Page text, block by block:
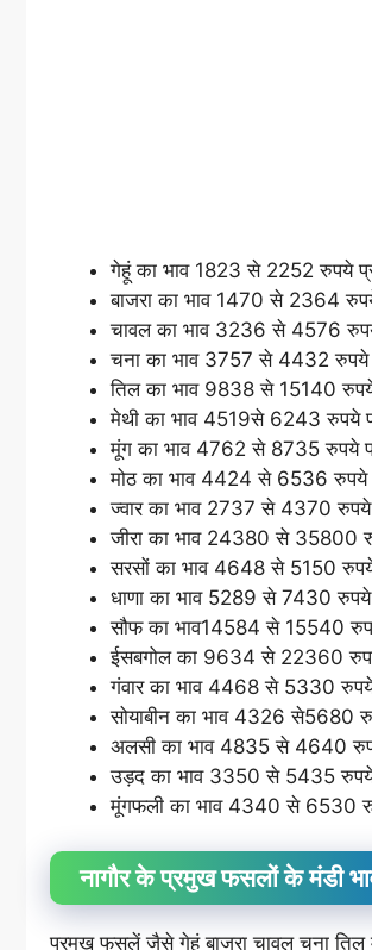
गेहूं का भाव 1823 से 2252 रुपये
बाजरा का भाव 1470 से 2364
चावल का भाव 3236 से 4576 रुपये
चना का भाव 3757 से 4432 रुपये
तिल का भाव 9838 से 15140 रुपये
मेथी का भाव 4519से 6243 रुपये
मूंग का भाव 4762 से 8735 रुपये
मोठ का भाव 4424 से 6536 रुपये
ज्वार का भाव 2737 से 4370 रुपये
जीरा का भाव 24380 से 35800
सरसों का भाव 4648 से 5150 रुपये
धाणा का भाव 5289 से 7430 रुपये
सौफ का भाव14584 से 15540
ईसबगोल का 9634 से 22360 रुपये
गंवार का भाव 4468 से 5330 रुपये
सोयाबीन का भाव 4326 से5680
अलसी का भाव 4835 से 4640
उड़द का भाव 3350 से 5435 रुपये
मूंगफली का भाव 4340 से 6530
नागौर के प्रमुख फसलों के
प्रमुख फसलें जैसे गेहूं बाजरा चावल चना तिल